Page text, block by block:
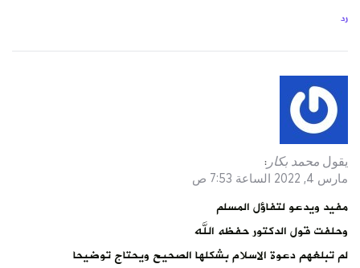
رد
يقول محمد بكار :
مارس 4, 2022 الساعة 7:53 ص
مفيد ويدعو لتفاؤل المسلم
وحلفت قول الدكتور حفظه الله
لم تبلغهم دعوة الاسلام بشكلها الصحيح ويحتاج توضيحا